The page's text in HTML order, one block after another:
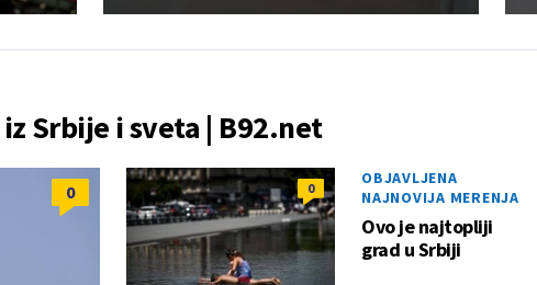
Srbije i sveta | B92.net
0 0
OBJAVLJENA
NAJNOVIJA MERENJA
Ovo je najtopliji
grad u Srbiji